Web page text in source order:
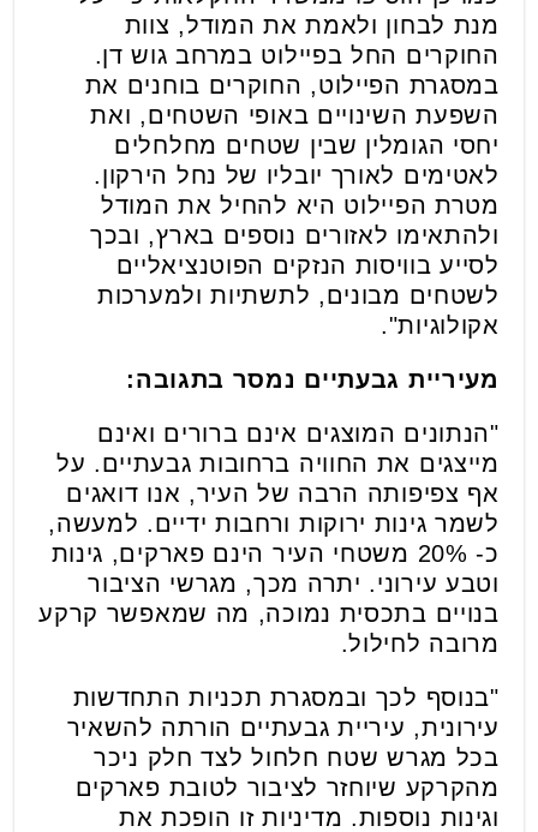
מנת לבחון ולאמת את המודל, צוות
החוקרים החל בפיילוט במרחב גוש דן.
במסגרת הפיילוט, החוקרים בוחנים את
השפעת השינויים באופי השטחים, ואת
יחסי הגומלין שבין שטחים מחלחלים
לאטימים לאורך יובליו של נחל הירקון.
מטרת הפיילוט היא להחיל את המודל
ולהתאימו לאזורים נוספים בארץ, ובכך
לסייע בוויסות הנזקים הפוטנציאליים
לשטחים מבונים, לתשתיות ולמערכות
אקולוגיות".
מעיריית גבעתיים נמסר בתגובה:
"הנתונים המוצגים אינם ברורים ואינם
מייצגים את החוויה ברחובות גבעתיים. על
אף צפיפותה הרבה של העיר, אנו דואגים
לשמר גינות ירוקות ורחבות ידיים. למעשה,
כ- 20% משטחי העיר הינם פארקים, גינות
וטבע עירוני. יתרה מכך, מגרשי הציבור
בנויים בתכסית נמוכה, מה שמאפשר קרקע
מרובה לחילול.
"בנוסף לכך ובמסגרת תכניות התחדשות
עירונית, עיריית גבעתיים הורתה להשאיר
בכל מגרש שטח חלחול לצד חלק ניכר
מהקרקע שיוחזר לציבור לטובת פארקים
וגינות נוספות. מדיניות זו הופכת את